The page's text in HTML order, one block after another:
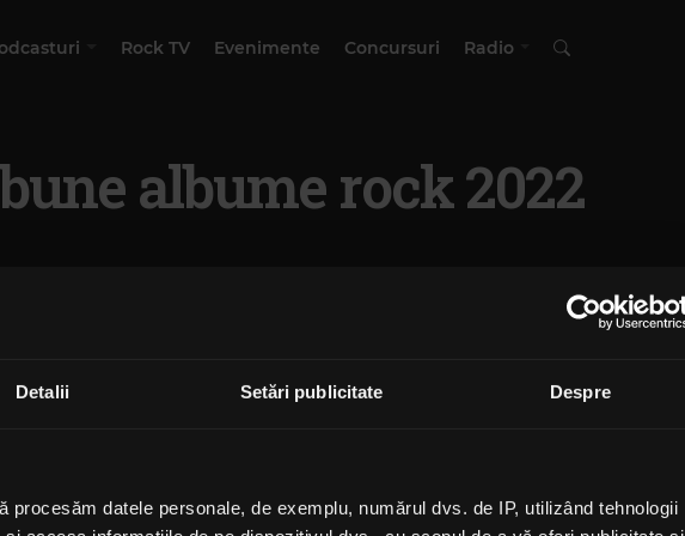
Detalii Setări publicitate Despre
procesăm datele personale, de exemplu, numărul dvs. de IP, utilizând tehnologii
Rock TV Evenimente Concursuri Radio
albume rock 2022